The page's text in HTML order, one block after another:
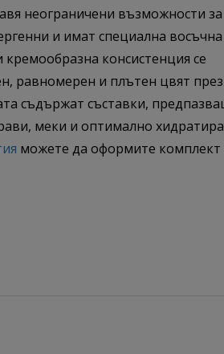
неограничени възможности за
и имат специална восъчна
консистенция се
равномерен и плътен цвят през
съдържат съставки,
меки и оптимално
можете да оформите комплект